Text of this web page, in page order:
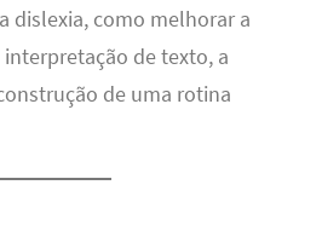
dislexia, como melhorar a
de texto, a
de uma rotina